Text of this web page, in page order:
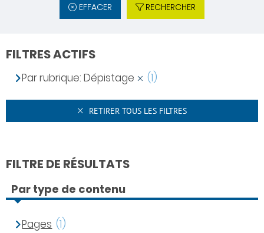
EFFACER RECHERCHER
FILTRES ACTIFS
Par rubrique: Dépistage (1)
RETIRER TOUS LES FILTRES
FILTRE DE RÉSULTATS
Par type de contenu
Pages (1)